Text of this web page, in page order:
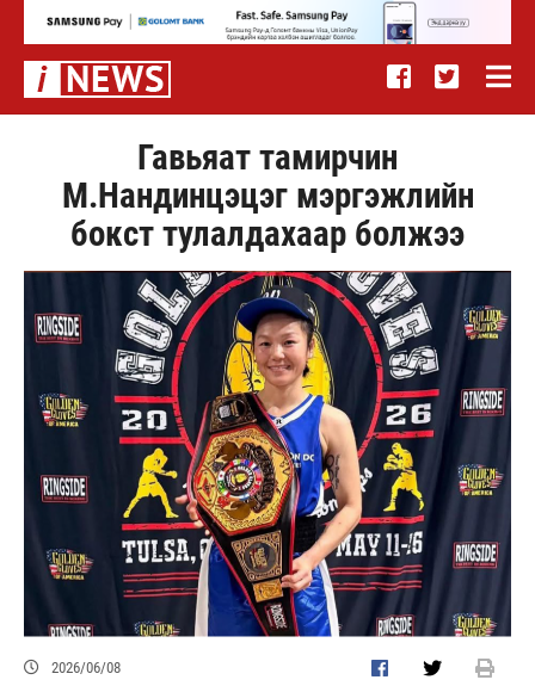
Гавьяат тамирчин
М.Нандинцэцэг мэргэжлийн
бокст тулалдахаар болжээ
2026/06/08